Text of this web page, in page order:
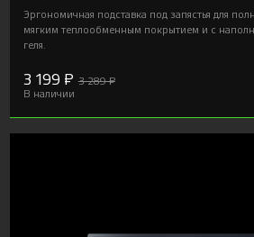
Эргономичная подставка под запястья для
мягким теплообменным покрытием и с
геля.
3 199 ₽ 3 289 ₽
В наличии